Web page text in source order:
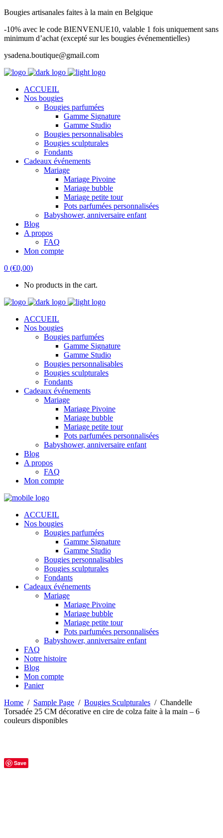
Bougies artisanales faites à la main en Belgique
-10% avec le code BIENVENUE10, valable 1 fois uniquement sans
minimum d’achat (excepté sur les bougies événementielles)
ysadena.boutique@gmail.com
ACCUEIL
Nos bougies
Bougies parfumées
Gamme Signature
Gamme Studio
Bougies personnalisables
Bougies sculpturales
Fondants
Cadeaux événements
Mariage
Mariage Pivoine
Mariage bubble
Mariage petite tour
Pots parfumées personnalisées
Babyshower, anniversaire enfant
Blog
A propos
FAQ
Mon compte
0 (€0,00)
No products in the cart.
ACCUEIL
Nos bougies
Bougies parfumées
Gamme Signature
Gamme Studio
Bougies personnalisables
Bougies sculpturales
Fondants
Cadeaux événements
Mariage
Mariage Pivoine
Mariage bubble
Mariage petite tour
Pots parfumées personnalisées
Babyshower, anniversaire enfant
Blog
A propos
FAQ
Mon compte
ACCUEIL
Nos bougies
Bougies parfumées
Gamme Signature
Gamme Studio
Bougies personnalisables
Bougies sculpturales
Fondants
Cadeaux événements
Mariage
Mariage Pivoine
Mariage bubble
Mariage petite tour
Pots parfumées personnalisées
Babyshower, anniversaire enfant
FAQ
Notre histoire
Blog
Mon compte
Panier
Home / Sample Page / Bougies Sculpturales / Chandelle
Torsadée 25 CM décorative en cire de colza faite à la main – 6
couleurs disponibles
Save